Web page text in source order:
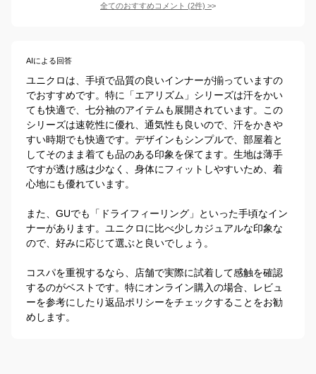
全てのおすすめコメント (2件) >
AIによる回答
ユニクロは、手頃で品質の良いインナーが揃っていますの
でおすすめです。特に「エアリズム」シリーズは汗をかい
ても快適で、七分袖のアイテムも展開されています。この
シリーズは速乾性に優れ、通気性も良いので、汗をかきや
すい時期でも快適です。デザインもシンプルで、部屋着と
してそのまま着ても品のある印象を保てます。生地は薄手
ですが透け感は少なく、身体にフィットしやすいため、着
心地にも優れています。
また、GUでも「ドライフィーリング」といった手頃なイン
ナーがあります。ユニクロに比べ少しカジュアルな印象な
ので、好みに応じて選ぶと良いでしょう。
コスパを重視するなら、店舗で実際に試着して感触を確認
するのがベストです。特にオンライン購入の場合、レビュ
ーを参考にしたり返品ポリシーをチェックすることをお勧
めします。